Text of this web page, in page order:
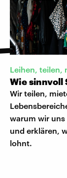
Leihen, teilen,
Wie sinnvoll
Wir teilen,
warum wir
und erklären,
lohnt.